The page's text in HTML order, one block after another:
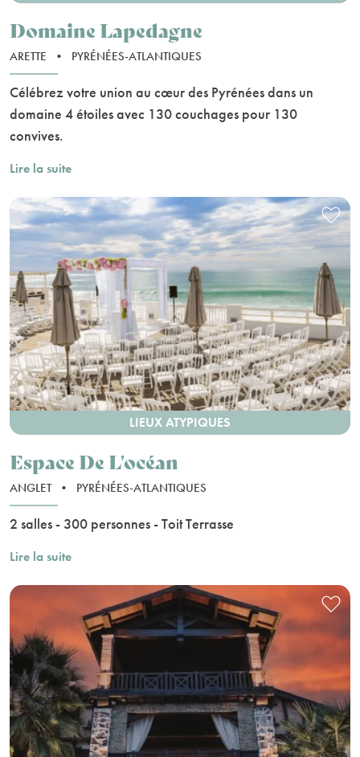
Domaine Lapedagne
ARETTE • PYRÉNÉES-ATLANTIQUES
Célébrez votre union au cœur des Pyrénées dans un
domaine 4 étoiles avec 130 couchages pour 130
convives.
Lire la suite
LIEUX ATYPIQUES
Espace De L'océan
ANGLET • PYRÉNÉES-ATLANTIQUES
2 salles - 300 personnes - Toit Terrasse
Lire la suite